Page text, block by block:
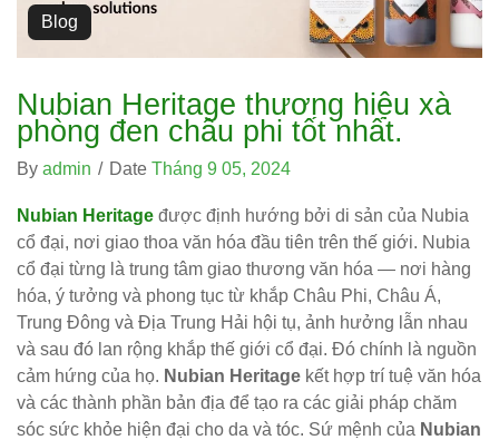
Blog
Nubian Heritage thương hiệu xà
phòng đen châu phi tốt nhất.
By admin / Date Tháng 9 05, 2024
Nubian Heritage được định hướng bởi di sản của Nubia
cổ đại, nơi giao thoa văn hóa đầu tiên trên thế giới. Nubia
cổ đại từng là trung tâm giao thương văn hóa — nơi hàng
hóa, ý tưởng và phong tục từ khắp Châu Phi, Châu Á,
Trung Đông và Địa Trung Hải hội tụ, ảnh hưởng lẫn nhau
và sau đó lan rộng khắp thế giới cổ đại. Đó chính là nguồn
cảm hứng của họ. Nubian Heritage kết hợp trí tuệ văn hóa
và các thành phần bản địa để tạo ra các giải pháp chăm
sóc sức khỏe hiện đại cho da và tóc. Sứ mệnh của Nubian